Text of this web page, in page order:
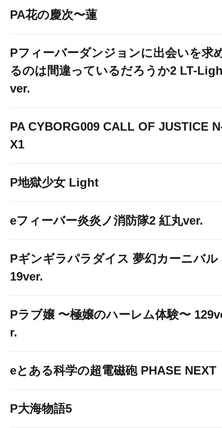
PA花の慶次〜蓮
Pフィーバーダンジョンに出会いを求
るのは間違っているだろうか2 LT-
ver.
PA CYBORG009 CALL OF JUSTICE
X1
P地獄少女 Light
eフィーバー炎炎ノ消防隊2 紅丸ver.
Pギンギラパラダイス 夢幻カーニバル
19ver.
Pラブ嬢 〜極嬢のハーレム体験〜
r.
eとある科学の超電磁砲 PHASE NEXT
P大海物語5